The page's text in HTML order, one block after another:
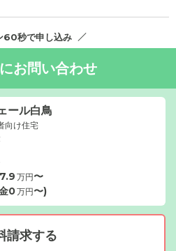
60秒で申し込み
お問い合わせ
ール白鳥
向け住宅
万円〜
0万円〜)
請求する